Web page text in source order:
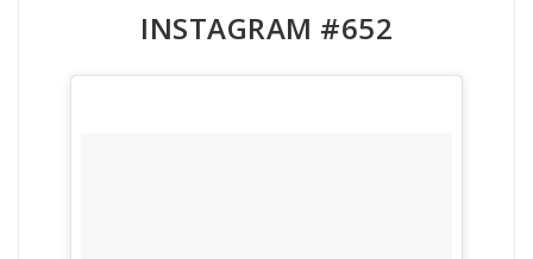
INSTAGRAM #652